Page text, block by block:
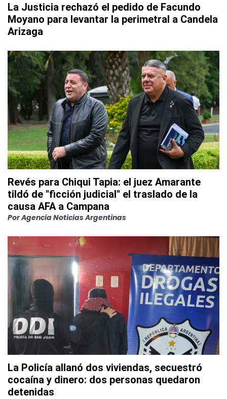
La Justicia rechazó el pedido de Facundo
Moyano para levantar la perimetral a Candela
Arizaga
Revés para Chiqui Tapia: el juez Amarante
tildó de "ficción judicial" el traslado de la
causa AFA a Campana
PorAgencia Noticias Argentinas
La Policía allanó dos viviendas, secuestró
cocaína y dinero: dos personas quedaron
detenidas